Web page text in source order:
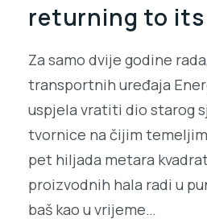
returning to its
Za samo dvije godine
transportnih uređaja
uspjela vratiti dio starog
tvornice na čijim
pet hiljada metara
proizvodnih hala radi u
baš kao u vrijeme…